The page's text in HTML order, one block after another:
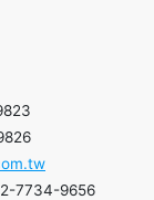
7734-9656